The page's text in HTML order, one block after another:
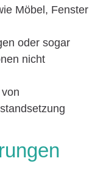
Möbel, Fenster
oder sogar
nicht